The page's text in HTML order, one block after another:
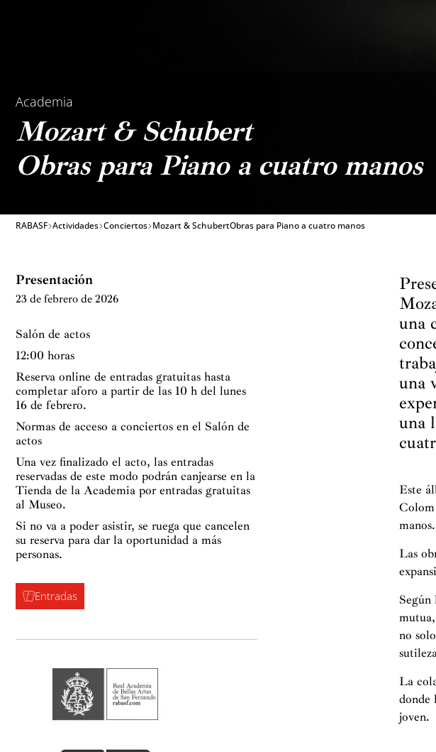
Academia
Mozart & Schubert
Obras para Piano a cuatro manos
RABASF Actividades Conciertos Mozart & SchubertObras para Piano a cuatro manos
Presentación
23 de febrero de 2026
Salón de actos
12:00 horas
Reserva online de entradas gratuitas hasta
completar aforo a partir de las 10 h del lunes
16 de febrero.
Normas de acceso a conciertos en el Salón de
actos
Una vez finalizado el acto, las entradas
reservadas de este modo podrán canjearse en la
Tienda de la Academia por entradas gratuitas
al Museo.
Si no va a poder asistir, se ruega que cancelen
su reserva para dar la oportunidad a más
personas.
Entradas
una
una
una
Este
Colom
manos.
Las
Según
no
La
donde
joven.